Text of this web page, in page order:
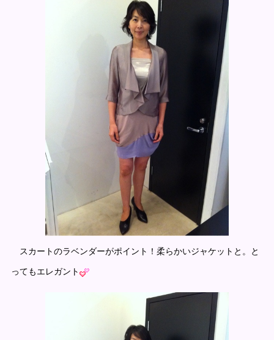
スカートのラベンダーがポイント！柔らかいジャケットと。と
ってもエレガント